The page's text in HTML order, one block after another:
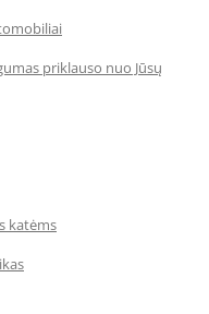
priklauso nuo Jūsų
katėms